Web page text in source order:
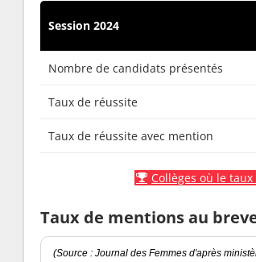
Session 2024
Nombre de candidats présentés
Taux de réussite
Taux de réussite avec mention
Collèges où le
Taux de mentions au
(Source : Journal des Femmes d'après